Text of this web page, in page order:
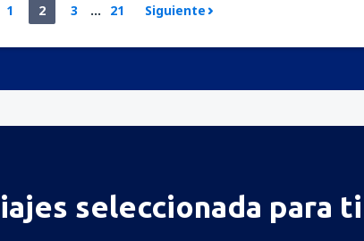
1 2 3 ... 21 Siguiente
seleccionada para ti